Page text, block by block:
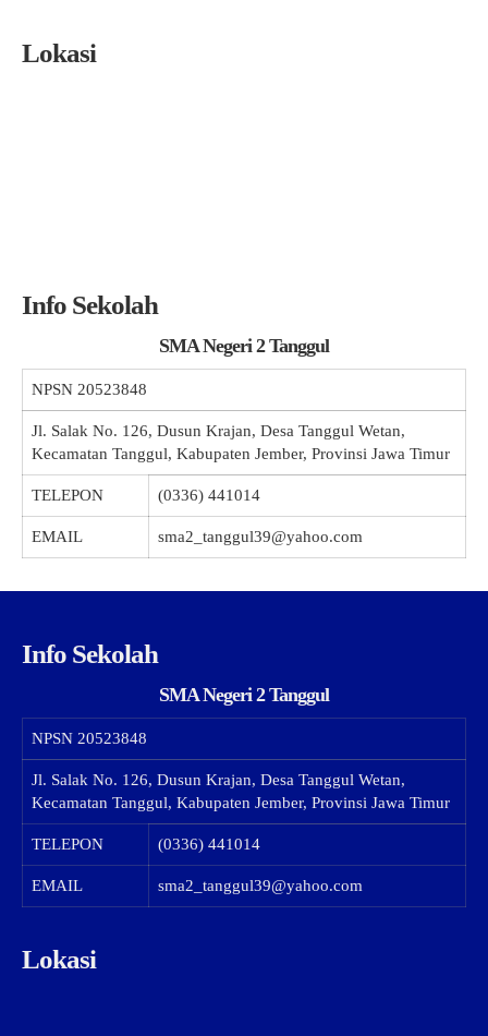
Lokasi
Info Sekolah
SMA Negeri 2 Tanggul
NPSN 20523848
Jl. Salak No. 126, Dusun Krajan, Desa Tanggul Wetan,
Kecamatan Tanggul, Kabupaten Jember, Provinsi Jawa Timur
TELEPON (0336) 441014
EMAIL sma2_tanggul39@yahoo.com
Info Sekolah
SMA Negeri 2 Tanggul
NPSN 20523848
Jl. Salak No. 126, Dusun Krajan, Desa Tanggul Wetan,
Kecamatan Tanggul, Kabupaten Jember, Provinsi Jawa Timur
TELEPON (0336) 441014
EMAIL sma2_tanggul39@yahoo.com
Lokasi